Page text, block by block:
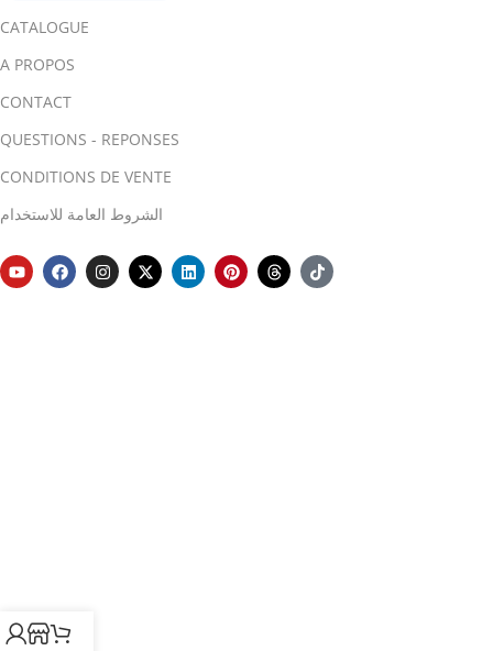
CATALOGUE
A PROPOS
CONTACT
QUESTIONS - REPONSES
CONDITIONS DE VENTE
الشروط العامة للاستخدام